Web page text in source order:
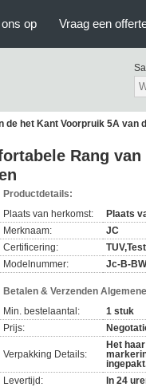
op Vraag een
de het Kant Voorpruik 5A van
Rang
Productdetails:
Plaats van herkomst:
Plaats
Merknaam:
JC
Certificering:
Modelnummer:
Jc-B-BW
Betalen & Verzenden
Min. bestelaantal:
1 stuk
Prijs:
Verpakking Details:
Het
Levertijd:
In 24